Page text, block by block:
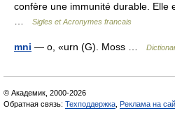
confère une immunité durable. Elle
Sigles et Acronymes francais
mni — o, «urn (G). Moss …
© Академик, 2000-2026
Обратная связь: Техподдержка Реклама на